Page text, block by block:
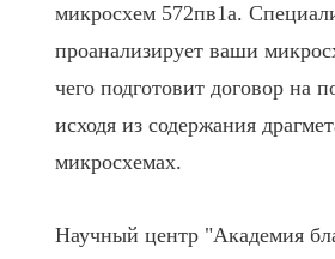
микросхем 572пв1а.
проанализирует ваши
чего подготовит договор на
исходя из содержания
микросхемах.
Научный центр "Академия